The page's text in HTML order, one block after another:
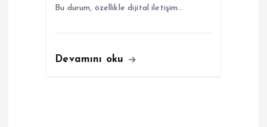
Bu durum, özellikle dijital iletişim…
Devamını oku